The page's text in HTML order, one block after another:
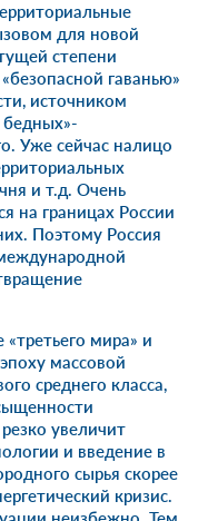
для новой
степени
гаванью»
источником
Уже сейчас налицо
и т.д. Очень
на границах России
Поэтому Россия
мира» и
массовой
среднего класса,
увеличит
и введение в
сырья скорее
кризис.